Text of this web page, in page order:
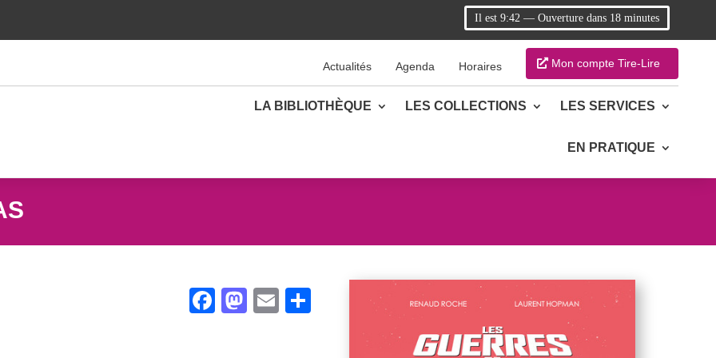
Il est9:42 — Ouverture dans 18 minutes
Actualités Agenda Horaires Mon compte Tire-Lire
LA BIBLIOTHÈQUE LES COLLECTIONS LES SERVICES
EN PRATIQUE
Facebook
Mastodon
EmailPartager